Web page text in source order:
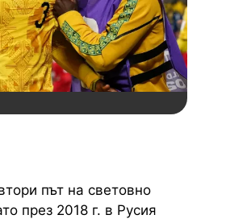
път на световно
през 2018 г. в Русия